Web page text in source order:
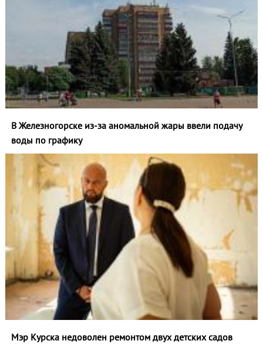
В Железногорске из-за аномальной жары ввели подачу
воды по графику
Мэр Курска недоволен ремонтом двух детских садов